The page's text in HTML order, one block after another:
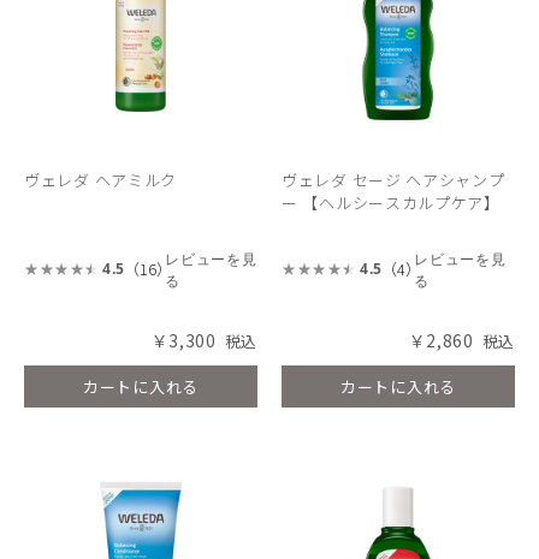
ヴェレダ ヘアミルク
4.5 （16） レビューを見
る
￥3,300
カートに入れる
ヴェレダ セージ ヘアシャンプ
ー 【ヘルシースカルプケア】
4.5 （4） レビューを見
る
￥2,860
カートに入れる